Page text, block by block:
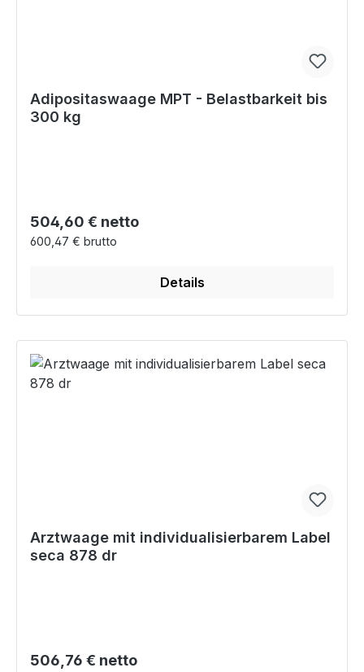
Adipositaswaage MPT - Belastbarkeit bis
300 kg
Regulärer Preis:
504,60 € netto
600,47 € brutto
Details
Arztwaage mit individualisierbarem Label
seca 878 dr
Regulärer Preis:
506,76 € netto